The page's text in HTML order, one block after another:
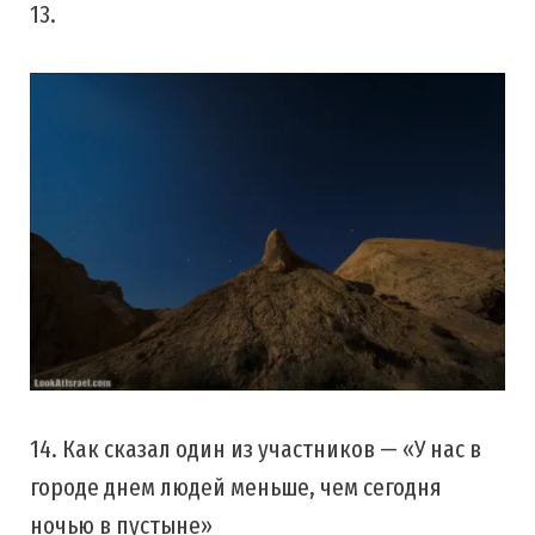
13.
14. Как сказал один из участников — «У нас в
городе днем людей меньше, чем сегодня
ночью в пустыне»